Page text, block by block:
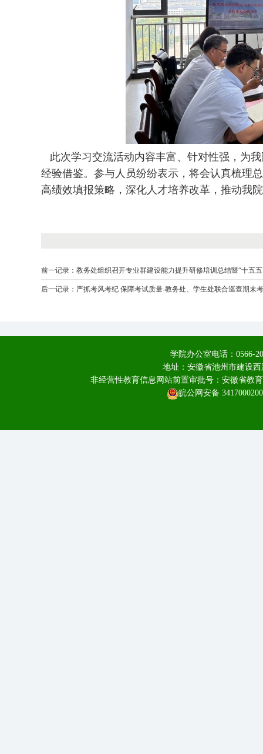
此次学习交流活动内容丰富、针对性强，为
经验借鉴。参与人员纷纷表示，将会认真梳理
高绩效填报策略，深化人才培养改革，推动我
前一记录： 教务处组织召开专业群建设能力提升研修培训总结暨“十五
后一记录： 严抓考风考纪 保障考试质量-教务处、学生处联合巡查期末
学院办公室电话：0566-
地址：安徽省池州市建设
非经营性教育信息网站前置审批号：安徽省教
皖公网安备